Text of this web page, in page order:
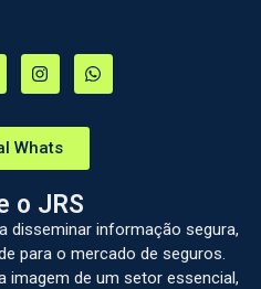
Whats
o JRS
disseminar informação segura,
para o mercado de seguros.
imagem de um setor essencial,